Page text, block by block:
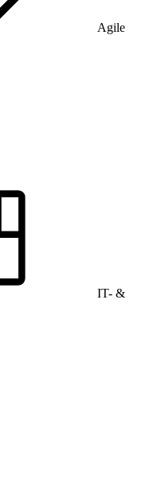
Agile
IT- &